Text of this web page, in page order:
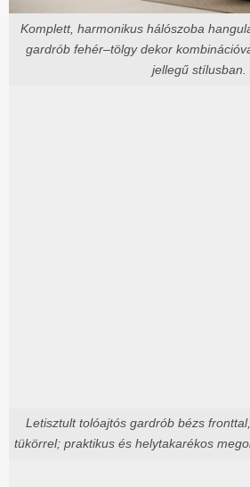
Komplett, harmonikus hálószoba
gardrób fehér–tölgy dekor
jellegű stílusban.
Letisztult tolóajtós gardrób bézs
tükörrel; praktikus és helytakarékos